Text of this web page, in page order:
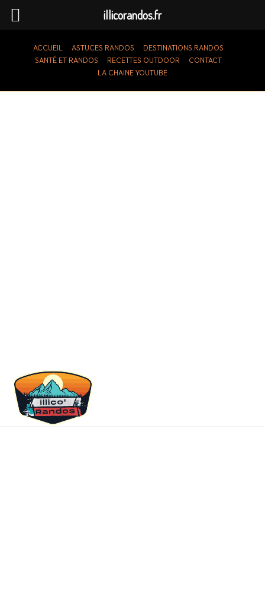
ACCUEIL ASTUCES RANDOS
DESTINATIONS RANDOS
SANTÉ ET RANDOS
RECETTES OUTDOOR
CONTACT
LA CHAINE YOUTUBE
illicorandos.fr